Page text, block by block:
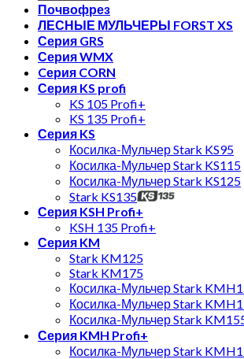
Почвофрез
ЛЕСНЫЕ МУЛЬЧЕРЫ FORST XS
Серия GRS
Серия WMX
Cерия CORN
Серия KS profi
KS 105 Profi+
KS 135 Profi+
Серия KS
Косилка-Мульчер Stark KS95
Косилка-Мульчер Stark KS115
Косилка-Мульчер Stark KS125
Stark KS135
Серия KSH Profi+
KSH 135 Profi+
Серия KM
Stark KM125
Stark KM175
Косилка-Мульчер Stark
Косилка-Мульчер Stark
Косилка-Мульчер Stark
Серия KMH Profi+
Косилка-Мульчер Stark